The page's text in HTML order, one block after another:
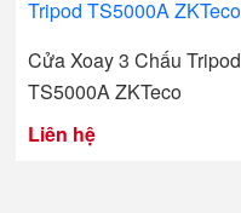
Cửa Xoay 3 Chấu Tripod
TS5000A ZKTeco
Liên hệ